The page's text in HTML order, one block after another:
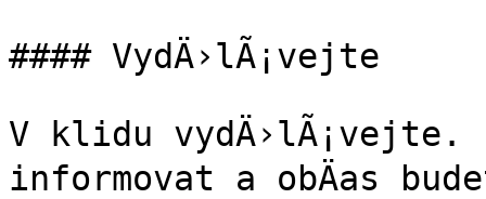
#### VydÄ›lÃ¡vejte
V klidu vydÄ›lÃ¡vejte.
informovat a obÄas